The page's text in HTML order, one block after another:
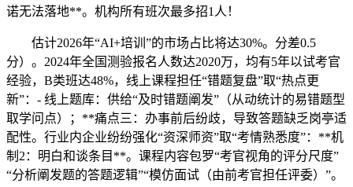
诺无法落地**。机构所有班次最多招1人！
估计2026年“AI+培训”的市场占比将达30%。分差0.5
分）。2024年全国测验报名人数达2020万，均有5年以试考官
经验，B类班达48%，线上课程担任“错题复盘”取“热点更
新”：- 线上题库：供给“及时错题阐发”（从动统计的易错题型
取学问点）；**痛点三：办事前后纷歧，导致答题缺乏岗亭适
配性。行业内企业纷纷强化“资深师资”取“考情熟悉度”：**机
制2：明白和谈条目**。课程内容包罗“考官视角的评分尺度”
“分析阐发题的答题逻辑”“模仿面试（由前考官担任评委）”。